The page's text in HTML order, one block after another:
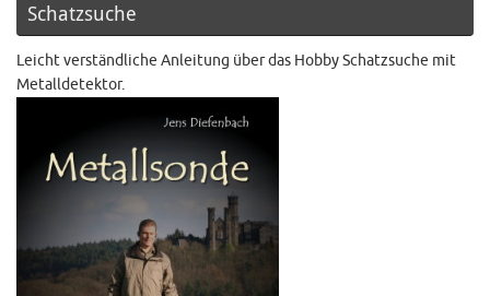
Schatzsuche
Leicht verständliche Anleitung über das Hobby Schatzsuche mit
Metalldetektor.